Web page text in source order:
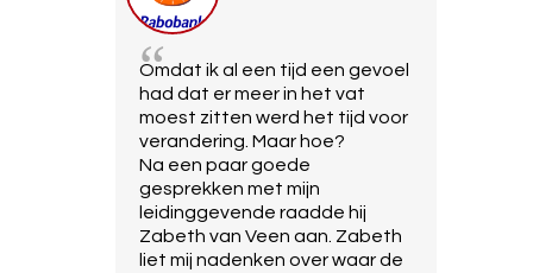
Omdat ik al een tijd een gevoel
had dat er meer in het vat
moest zitten werd het tijd voor
verandering. Maar hoe?
Na een paar goede
gesprekken met mijn
leidinggevende raadde hij
Zabeth van Veen aan. Zabeth
liet mij nadenken over waar de